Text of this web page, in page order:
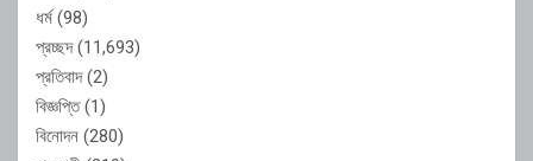
ধর্ম(98)
প্রচ্ছদ(11,693)
প্রতিবাদ(2)
বিজ্ঞপ্তি(1)
বিনোদন (280)